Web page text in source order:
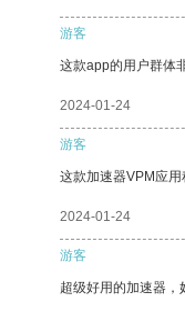
游客
这款app的用户群体
2024-01-24
游客
这款加速器VPM应用
2024-01-24
游客
超级好用的加速器，